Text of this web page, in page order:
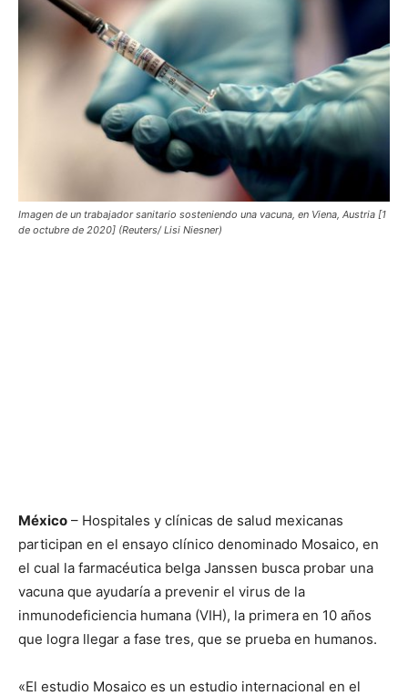
Imagen de un trabajador sanitario sosteniendo una vacuna, en Viena, Austria [1
de octubre de 2020] (Reuters/ Lisi Niesner)
México – Hospitales y clínicas de salud mexicanas
participan en el ensayo clínico denominado Mosaico, en
el cual la farmacéutica belga Janssen busca probar una
vacuna que ayudaría a prevenir el virus de la
inmunodeficiencia humana (VIH), la primera en 10 años
que logra llegar a fase tres, que se prueba en humanos.
«El estudio Mosaico es un estudio internacional en el